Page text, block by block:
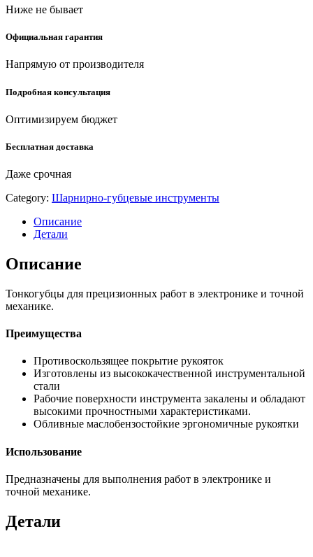
Ниже не бывает
Официальная гарантия
Напрямую от производителя
Подробная консультация
Оптимизируем бюджет
Бесплатная доставка
Даже срочная
Category: Шарнирно-губцевые инструменты
Описание
Детали
Описание
Тонкогубцы для прецизионных работ в электронике и точной
механике.
Преимущества
Противоскользящее покрытие рукояток
Изготовлены из высококачественной инструментальной
стали
Рабочие поверхности инструмента закалены и обладают
высокими прочностными характеристиками.
Обливные маслобензостойкие эргономичные рукоятки
Использование
Предназначены для выполнения работ в электронике и
точной механике.
Детали